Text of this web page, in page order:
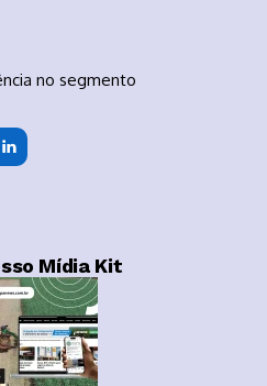
no segmento
Mídia Kit